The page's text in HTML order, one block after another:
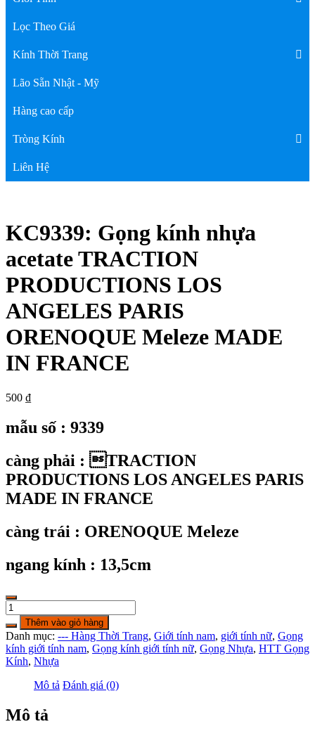
Lọc Theo Giá
Kính Thời Trang
Lão Sẵn Nhật - Mỹ
Hàng cao cấp
Tròng Kính
Liên Hệ
KC9339: Gọng kính nhựa
acetate TRACTION
PRODUCTIONS LOS
ANGELES PARIS
ORENOQUE Meleze MADE
IN FRANCE
500 ₫
mẫu số : 9339
càng phải : TRACTION
PRODUCTIONS LOS ANGELES PARIS
MADE IN FRANCE
càng trái : ORENOQUE Meleze
ngang kính : 13,5cm
KC9339:
Gọng
kính
nhựa
acetate
TRACTION
PRODUCTIONS
ANGELES
PARIS
Thêm vào giỏ hàng
Danh mục: --- Hàng Thời Trang, Giới tính nam, giới tính nữ, Gọng
kính giới tính nam, Gọng kính giới tính nữ, Gọng Nhựa, HTT Gọng
Kính, Nhựa
Mô tả Đánh giá (0)
Mô tả